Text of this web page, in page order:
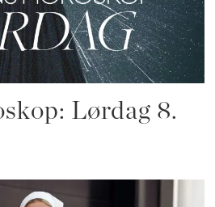
Lørdag 8.